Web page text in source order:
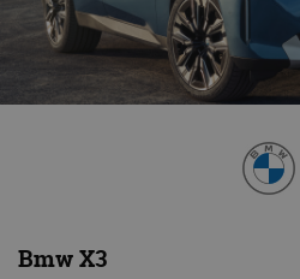
MotorRAI.nl
Bmw X3